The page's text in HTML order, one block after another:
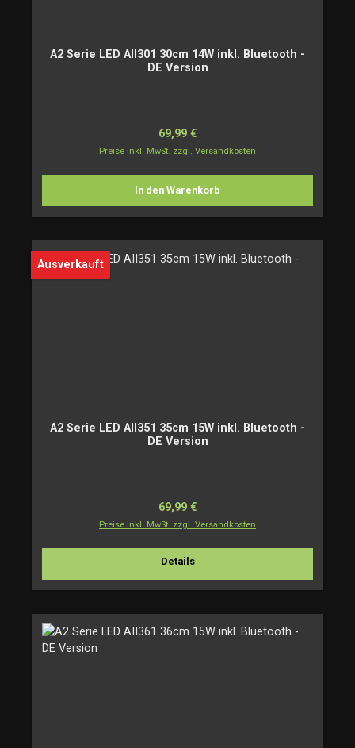
A2 Serie LED AII301 30cm 14W inkl. Bluetooth -
DE Version
Regulärer Preis:
69,99 €
Preise inkl. MwSt. zzgl. Versandkosten
In den Warenkorb
Ausverkauft
A2 Serie LED AII351 35cm 15W inkl. Bluetooth -
DE Version
Regulärer Preis:
69,99 €
Preise inkl. MwSt. zzgl. Versandkosten
Details